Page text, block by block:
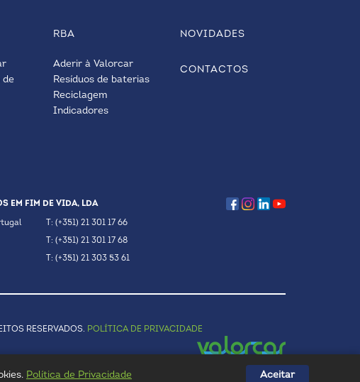
de
RBA
Aderir à Valorcar
Resíduos de baterias
Reciclagem
Indicadores
NOVIDADES
CONTACTOS
EM FIM DE VIDA, LDA
T: (+351) 21 301 17 66
T: (+351) 21 301 17 68
T: (+351) 21 303 53 61
RESERVADOS. POLÍTICA DE PRIVACIDADE
Política de Privacidade Aceitar